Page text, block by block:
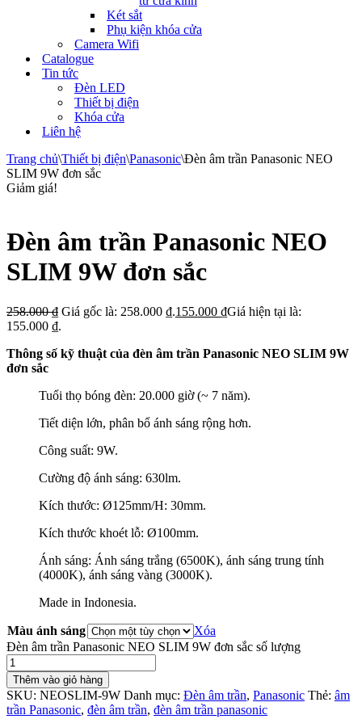
Két sắt
Phụ kiện khóa cửa
Camera Wifi
Catalogue
Tin tức
Đèn LED
Thiết bị điện
Khóa cửa
Liên hệ
Trang chủ\Thiết bị điện\Panasonic\Đèn âm trần Panasonic NEO
SLIM 9W đơn sắc
Giảm giá!
Đèn âm trần Panasonic NEO
SLIM 9W đơn sắc
258.000₫ Giá gốc là: 258.000 ₫.155.000 ₫Giá hiện tại là:
155.000 ₫.
Thông số kỹ thuật của đèn âm trần Panasonic NEO SLIM 9W
đơn sắc
Tuổi thọ bóng đèn: 20.000 giờ (~ 7 năm).
Tiết diện lớn, phân bổ ánh sáng rộng hơn.
Công suất: 9W.
Cường độ ánh sáng: 630lm.
Kích thước: Ø125mm/H: 30mm.
Kích thước khoét lỗ: Ø100mm.
Ánh sáng: Ánh sáng trắng (6500K), ánh sáng trung tính
(4000K), ánh sáng vàng (3000K).
Made in Indonesia.
Màu ánh sáng
Xóa
Đèn âm trần Panasonic NEO SLIM 9W đơn sắc số lượng
Thêm vào giỏ hàng
SKU: NEOSLIM-9W Danh mục: Đèn âm trần, Panasonic Thẻ: âm
trần Panasonic, đèn âm trần, đèn âm trần panasonic